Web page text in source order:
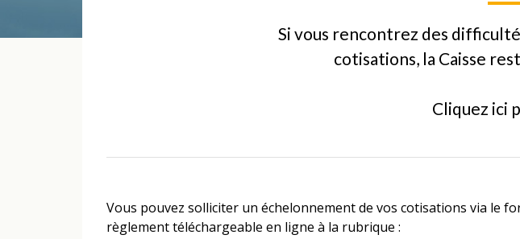
Si vous rencontrez des
cotisations, la Caisse
Cliquez ici
Vous pouvez solliciter un échelonnement de vos cotisations via le
règlement téléchargeable en ligne à la rubrique :